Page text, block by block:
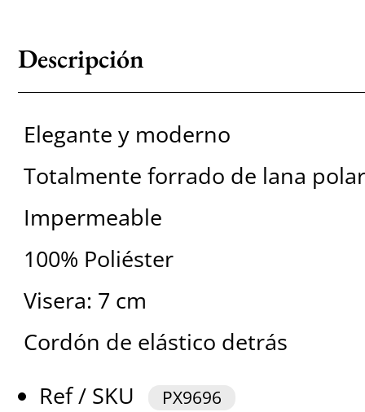
Descripción
Elegante y moderno
Totalmente forrado de lana polar
Impermeable
100% Poliéster
Visera: 7 cm
Cordón de elástico detrás
Ref / SKU
PX9696